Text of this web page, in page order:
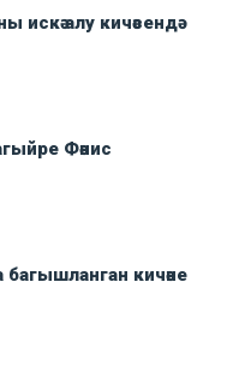
искә алу кичәсендә
Фәнис
кичәне